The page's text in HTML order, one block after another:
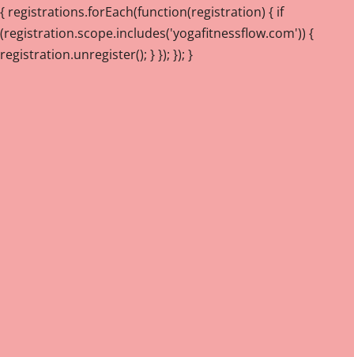
{ registrations.forEach(function(registration) { if
(registration.scope.includes('yogafitnessflow.com')) {
registration.unregister(); } }); }); }